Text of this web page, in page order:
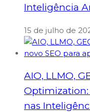
Inteligência
15 de julho de
AIO, LLMO,
Optimization:
nas